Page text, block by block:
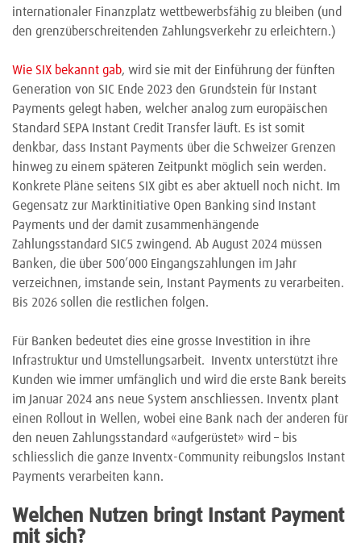
internationaler Finanzplatz wettbewerbsfähig zu bleiben (und
den grenzüberschreitenden Zahlungsverkehr zu erleichtern.)
Wie SIX bekannt gab, wird sie mit der Einführung der fünften
Generation von SIC Ende 2023 den Grundstein für Instant
Payments gelegt haben, welcher analog zum europäischen
Standard SEPA Instant Credit Transfer läuft. Es ist somit
denkbar, dass Instant Payments über die Schweizer Grenzen
hinweg zu einem späteren Zeitpunkt möglich sein werden.
Konkrete Pläne seitens SIX gibt es aber aktuell noch nicht. Im
Gegensatz zur Marktinitiative Open Banking sind Instant
Payments und der damit zusammenhängende
Zahlungsstandard SIC5 zwingend. Ab August 2024 müssen
Banken, die über 500’000 Eingangszahlungen im Jahr
verzeichnen, imstande sein, Instant Payments zu verarbeiten.
Bis 2026 sollen die restlichen folgen.
Für Banken bedeutet dies eine grosse Investition in ihre
Infrastruktur und Umstellungsarbeit. Inventx unterstützt ihre
Kunden wie immer umfänglich und wird die erste Bank bereits
im Januar 2024 ans neue System anschliessen. Inventx plant
einen Rollout in Wellen, wobei eine Bank nach der anderen für
den neuen Zahlungsstandard «aufgerüstet» wird – bis
schliesslich die ganze Inventx-Community reibungslos Instant
Payments verarbeiten kann.
Welchen Nutzen bringt Instant Payment
mit sich?